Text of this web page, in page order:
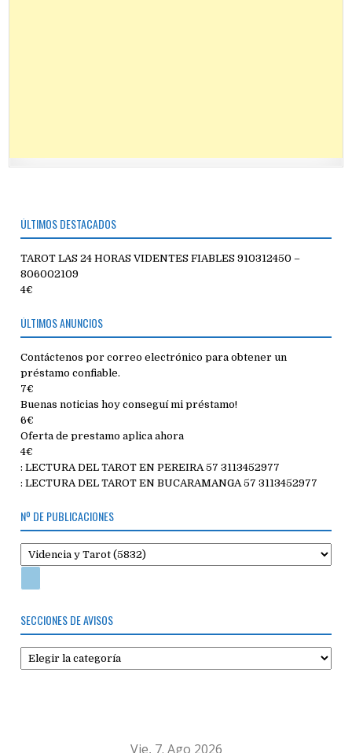
ÚLTIMOS DESTACADOS
TAROT LAS 24 HORAS VIDENTES FIABLES 910312450 –
806002109
4€
ÚLTIMOS ANUNCIOS
Contáctenos por correo electrónico para obtener un
préstamo confiable.
7€
Buenas noticias hoy conseguí mi préstamo!
6€
Oferta de prestamo aplica ahora
4€
: LECTURA DEL TAROT EN PEREIRA 57 3113452977
: LECTURA DEL TAROT EN BUCARAMANGA 57 3113452977
Nº DE PUBLICACIONES
SECCIONES DE AVISOS
Secciones
de